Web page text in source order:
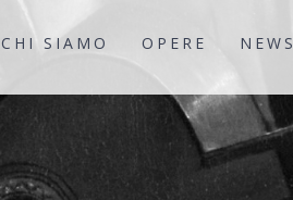
CHI SIAMO OPERE NEWS